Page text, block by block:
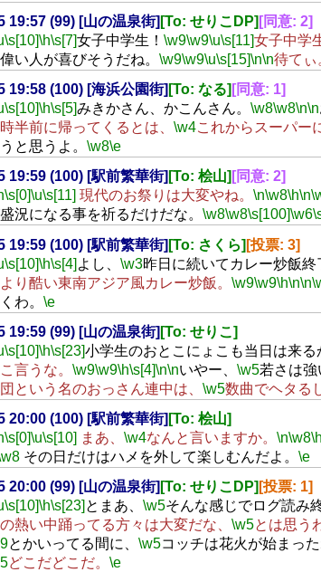
19:57 (99) [山の温泉街] [To: せりこDP] [同意: 2]
\s[10]\h\s[7]女子中学生！ \w9\w9\u\s[11]女子中学
い人が喜びそうだね。 \w9\w9\u\s[15]\n\n待てぃ
19:58 (100) [海浜公園街] [To: なる] [同意: 1]
\s[10]\h\s[5]みきかさん、かこんさん。 \w8\w8\n\n
半前に帰ってくるとは、 \w4これからスーパー
と思うよ。 \w8\e
19:59 (100) [駅前繁華街] [To: 桧山] [同意: 2]
\s[0]\u\s[11] 現代のお祭りは大変やね。 \n\w8\h\n
況になる事を祈るだけだな。 \w8\w8\s[100]\w6
19:59 (100) [駅前繁華街] [To: さくら] [投票: 3]
\s[10]\h\s[4] よし、 \w3昨日に続いてカレー炒飯終
り酷い東南アジア風カレー炒飯。 \w9\w9\h\n\n
わ。 \e
19:59 (99) [山の温泉街] [To: せりこ]
\s[10]\h\s[23]小学生のおとこにょこも当日は来る
言うな。 \w9\w9\h\s[4]\n\nいやー、 \w5若さは強
という名のおっさん連中は、 \w5数曲でヘタる
20:00 (100) [駅前繁華街] [To: 桧山]
\s[0]\u\s[10] まあ、 \w4なんと言いますか。 \n\w8\h
その日だけはハメを外して楽しむんだよ。 \e
20:00 (99) [山の温泉街] [To: せりこDP] [投票: 1]
\s[10]\h\s[23] とまあ、 \w5そんな感じでログ読み終
熱い中踊ってる方々は大変だな、 \w5とは思う
とかいってる間に、 \w5コッチは花火が始まった
どこだどこだ。 \e